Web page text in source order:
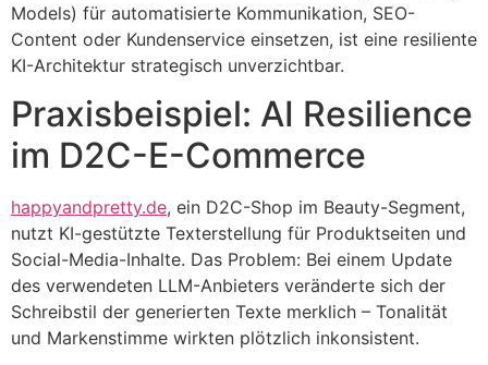
Models) für automatisierte Kommunikation, SEO-
Content oder Kundenservice einsetzen, ist eine resiliente
KI-Architektur strategisch unverzichtbar.
Praxisbeispiel: AI Resilience
im D2C-E-Commerce
happyandpretty.de, ein D2C-Shop im Beauty-Segment,
nutzt KI-gestützte Texterstellung für Produktseiten und
Social-Media-Inhalte. Das Problem: Bei einem Update
des verwendeten LLM-Anbieters veränderte sich der
Schreibstil der generierten Texte merklich – Tonalität
und Markenstimme wirkten plötzlich inkonsistent.